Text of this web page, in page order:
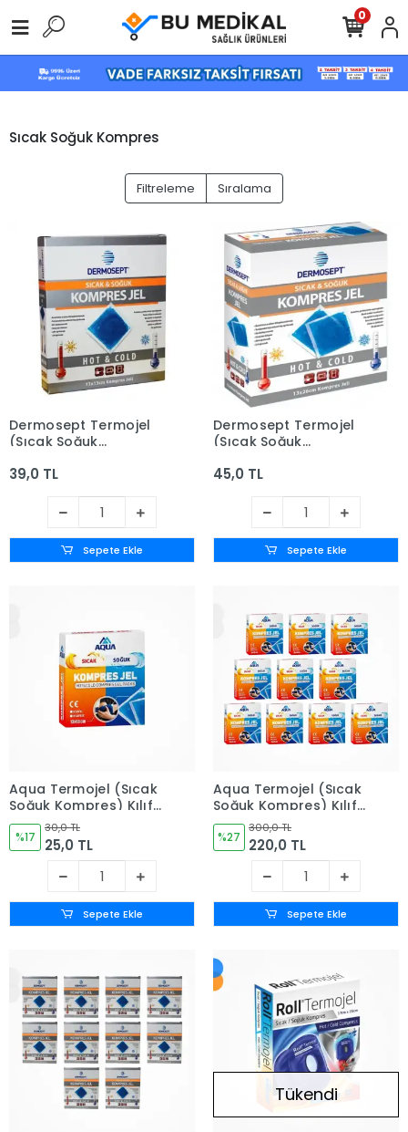
0
Sıcak Soğuk Kompres
Filtreleme Sıralama
Dermosept Termojel
(Sıcak Soğuk
13cm x 13cm
39,0 TL
Sepete Ekle
Dermosept Termojel
(Sıcak Soğuk
13cm x 26cm
45,0 TL
Sepete Ekle
Aqua Termojel (Sıcak
Soğuk Kompres) Kılıf
Kutulu 13cm x 13cm
%17
30,0 TL
25,0 TL
Sepete Ekle
Aqua Termojel (Sıcak
Soğuk Kompres) Kılıf
Kutulu 13cm x 13cm -
10 Adet
%27
300,0 TL
220,0 TL
Sepete Ekle
Tükendi